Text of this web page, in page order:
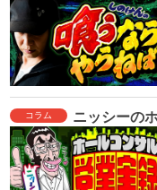
コラム ニッシーの